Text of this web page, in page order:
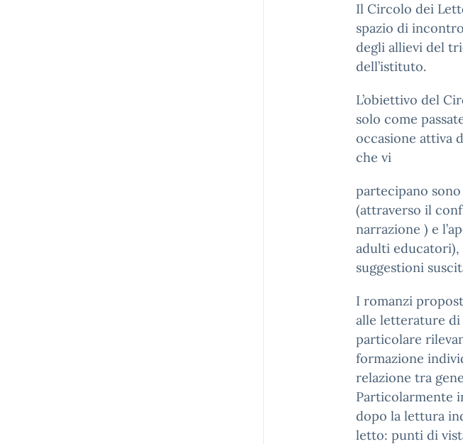
Il Circolo dei
spazio di
degli allievi del
dell’istituto.
L’obiettivo del
solo come
occasione attiva
che vi
partecipano
(attraverso il
narrazione ) e
adulti educatori),
suggestioni
I romanzi
alle letterature di
particolare
formazione
relazione tra
Particolarmente
dopo la lettura
letto: punti di